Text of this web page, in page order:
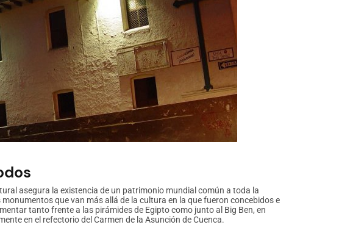
asegura la existencia de un patrimonio mundial común a toda la
que van más allá de la cultura en la que fueron concebidos e
tanto frente a las pirámides de Egipto como junto al Big Ben, en
en el refectorio del Carmen de la Asunción de Cuenca.